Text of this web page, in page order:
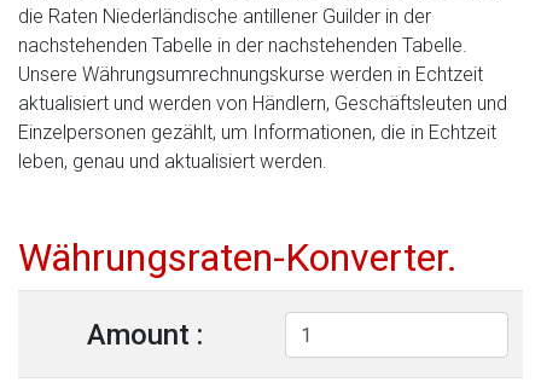
die Raten Niederländische antillener Guilder in der
nachstehenden Tabelle in der nachstehenden Tabelle.
Unsere Währungsumrechnungskurse werden in Echtzeit
aktualisiert und werden von Händlern, Geschäftsleuten und
Einzelpersonen gezählt, um Informationen, die in Echtzeit
leben, genau und aktualisiert werden.
Währungsraten-Konverter.
Amount :